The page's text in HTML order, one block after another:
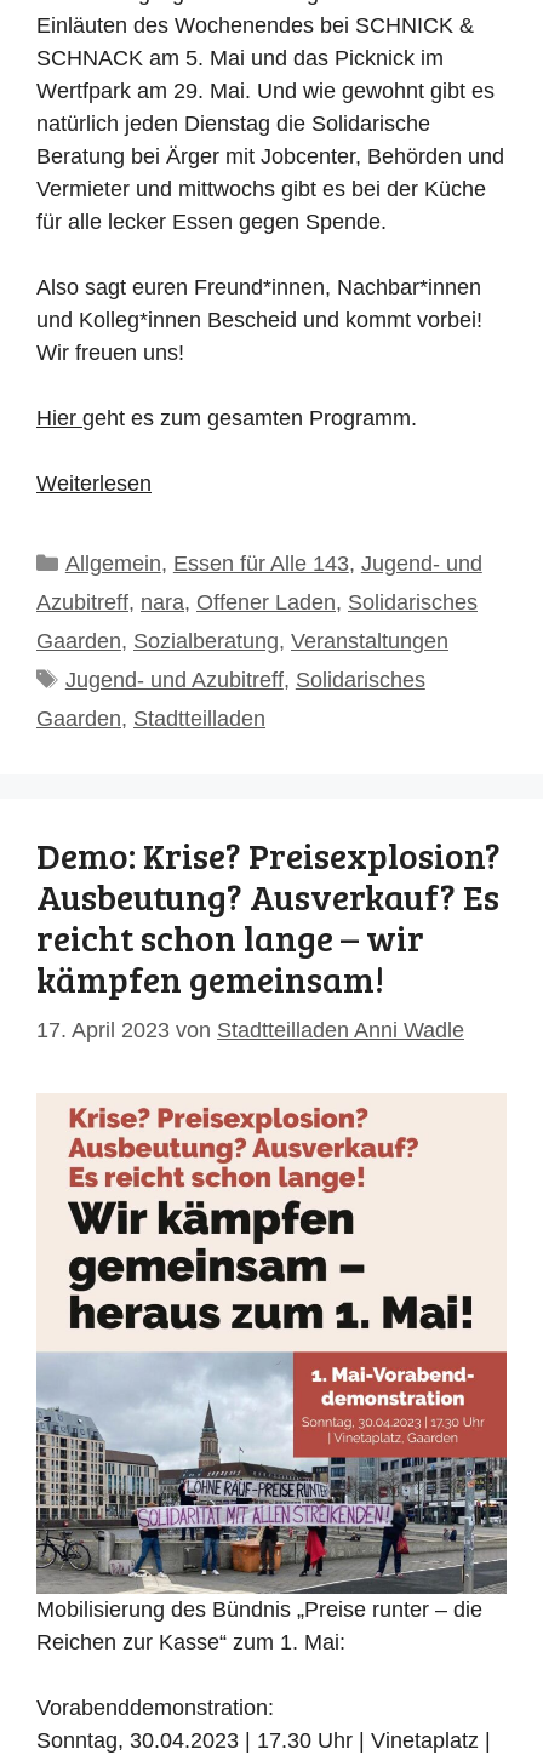
Einläuten des Wochenendes bei SCHNICK &
SCHNACK am 5. Mai und das Picknick im
Wertfpark am 29. Mai. Und wie gewohnt gibt es
natürlich jeden Dienstag die Solidarische
Beratung bei Ärger mit Jobcenter, Behörden und
Vermieter und mittwochs gibt es bei der Küche
für alle lecker Essen gegen Spende.
Also sagt euren Freund*innen, Nachbar*innen
und Kolleg*innen Bescheid und kommt vorbei!
Wir freuen uns!
Hier geht es zum gesamten Programm.
Weiterlesen
Kategorien
Allgemein, Essen für Alle 143, Jugend- und
Azubitreff, nara, Offener Laden, Solidarisches
Gaarden, Sozialberatung, Veranstaltungen
Schlagwörter
Jugend- und Azubitreff, Solidarisches
Gaarden, Stadtteilladen
Demo: Krise? Preisexplosion?
Ausbeutung? Ausverkauf? Es
reicht schon lange – wir
kämpfen gemeinsam!
17. April 2023 von Stadtteilladen Anni Wadle
Mobilisierung des Bündnis „Preise runter – die
Reichen zur Kasse“ zum 1. Mai:
Vorabenddemonstration:
Sonntag, 30.04.2023 | 17.30 Uhr | Vinetaplatz |